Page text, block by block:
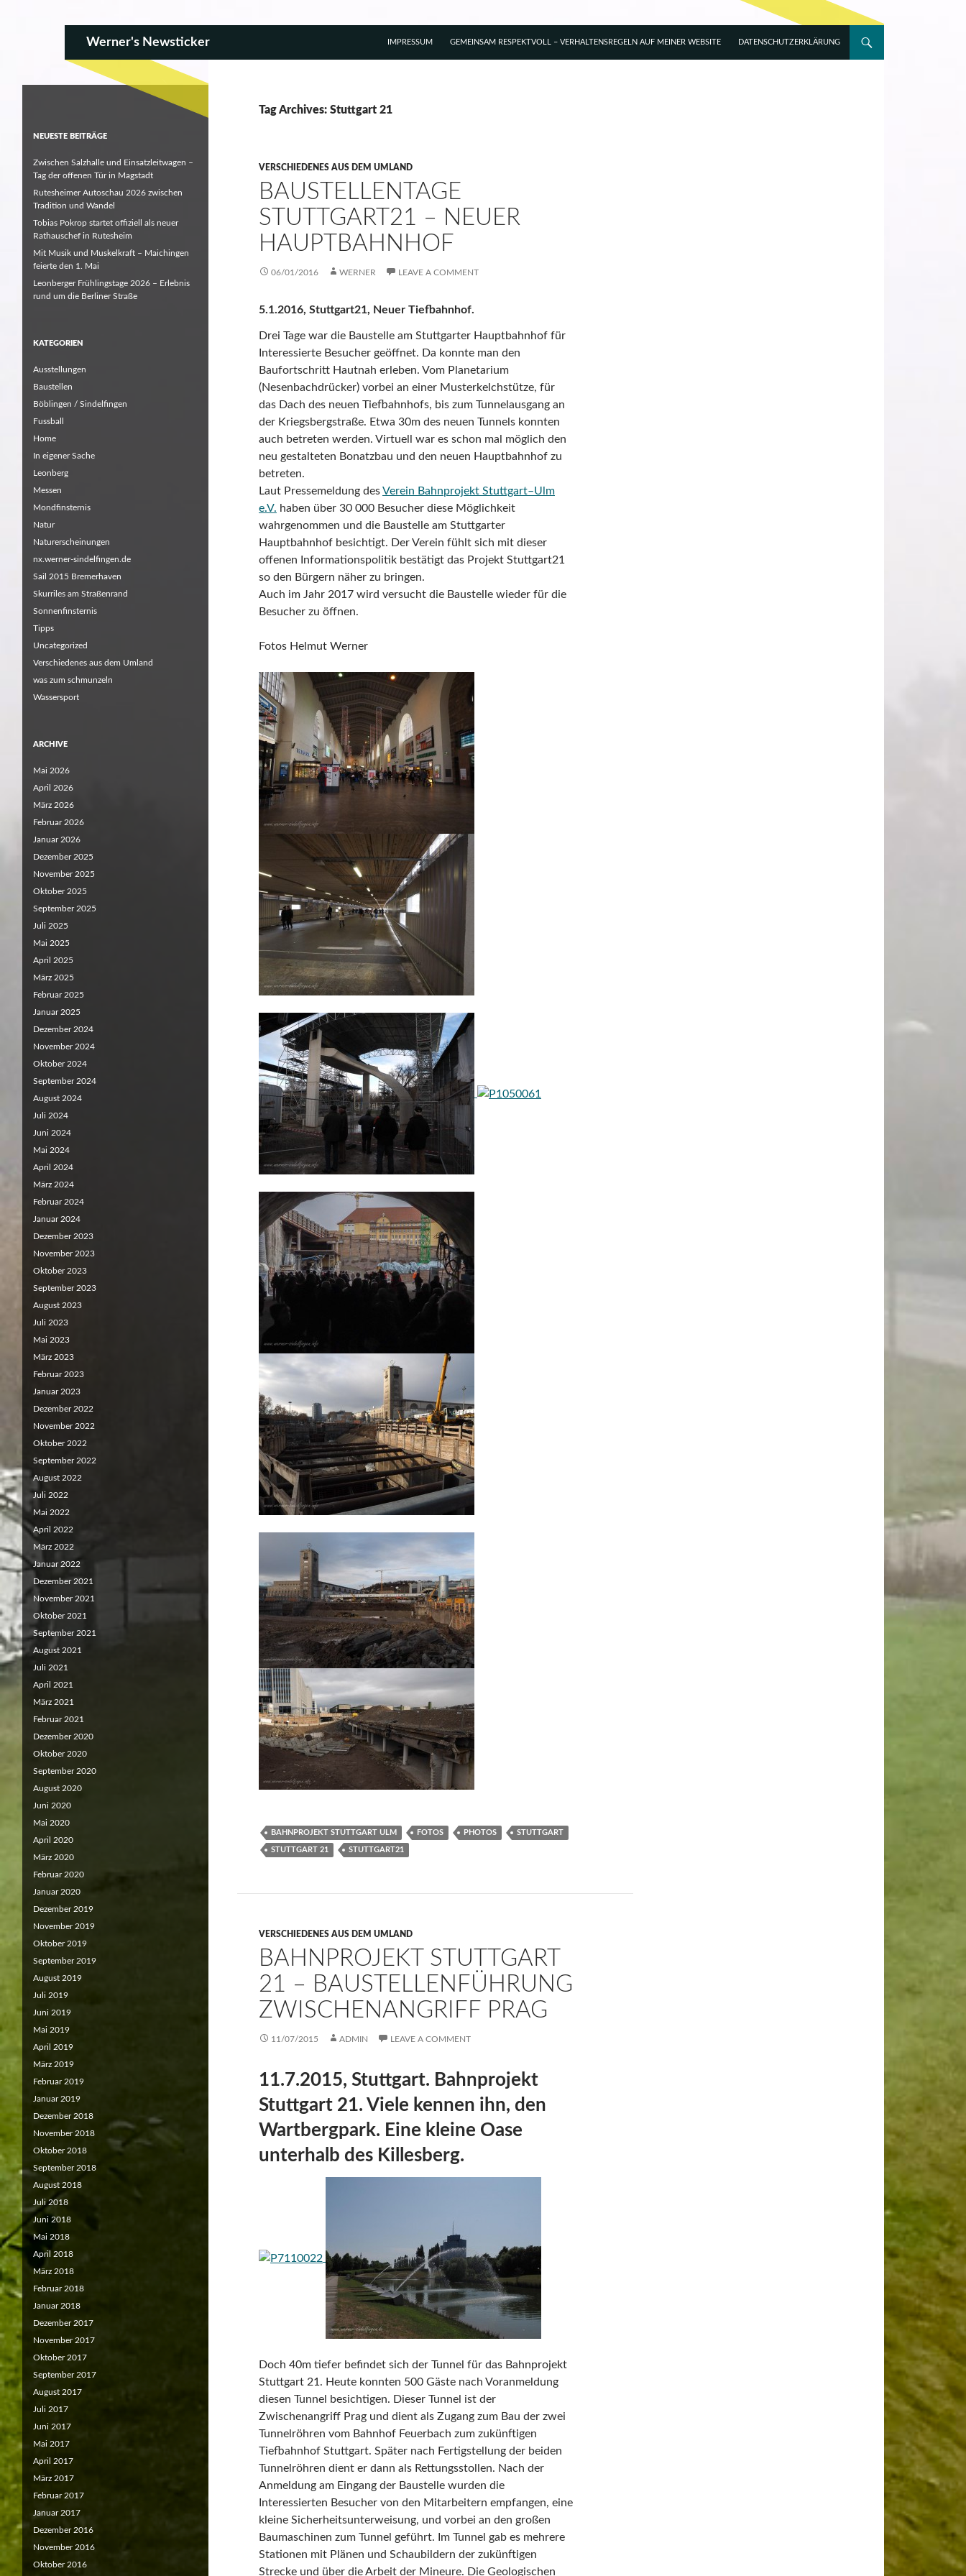
Werner's Newsticker
DATENSCHUTZERKLÄRUNG
GEMEINSAM RESPEKTVOLL – VERHALTENSREGELN AUF MEINER WEBSITE
IMPRESSUM
Tag Archives: Stuttgart 21
VERSCHIEDENES AUS DEM UMLAND
BAUSTELLENTAGE
STUTTGART21 – NEUER
HAUPTBAHNHOF
06/01/2016 WERNER LEAVE A COMMENT
5.1.2016, Stuttgart21, Neuer Tiefbahnhof.
Drei Tage war die Baustelle am Stuttgarter Hauptbahnhof für
Interessierte Besucher geöffnet. Da konnte man den
Baufortschritt Hautnah erleben. Vom Planetarium
(Nesenbachdrücker) vorbei an einer Musterkelchstütze, für
das Dach des neuen Tiefbahnhofs, bis zum Tunnelausgang an
der Kriegsbergstraße. Etwa 30m des neuen Tunnels konnten
auch betreten werden. Virtuell war es schon mal möglich den
neu gestalteten Bonatzbau und den neuen Hauptbahnhof zu
betreten.
Laut Pressemeldung desVerein Bahnprojekt Stuttgart–Ulm
e.V. haben über 30 000 Besucher diese Möglichkeit
wahrgenommen und die Baustelle am Stuttgarter
Hauptbahnhof besichtigt. Der Verein fühlt sich mit dieser
offenen Informationspolitik bestätigt das Projekt Stuttgart21
so den Bürgern näher zu bringen.
Auch im Jahr 2017 wird versucht die Baustelle wieder für die
Besucher zu öffnen.
Fotos Helmut Werner
BAHNPROJEKT STUTTGART ULM FOTOS PHOTOS STUTTGART
STUTTGART 21 STUTTGART21
VERSCHIEDENES AUS DEM UMLAND
BAHNPROJEKT STUTTGART
21 – BAUSTELLENFÜHRUNG
ZWISCHENANGRIFF PRAG
11/07/2015 ADMIN LEAVE A COMMENT
11.7.2015, Stuttgart. Bahnprojekt
Stuttgart 21. Viele kennen ihn, den
Wartbergpark. Eine kleine Oase
unterhalb des Killesberg.
Doch 40m tiefer befindet sich der Tunnel für das Bahnprojekt
Stuttgart 21. Heute konnten 500 Gäste nach Voranmeldung
diesen Tunnel besichtigen. Dieser Tunnel ist der
Zwischenangriff Prag und dient als Zugang zum Bau der zwei
Tunnelröhren vom Bahnhof Feuerbach zum zukünftigen
Tiefbahnhof Stuttgart. Später nach Fertigstellung der beiden
Tunnelröhren dient er dann als Rettungsstollen. Nach der
Anmeldung am Eingang der Baustelle wurden die
Interessierten Besucher von den Mitarbeitern empfangen, eine
kleine Sicherheitsunterweisung, und vorbei an den großen
Baumaschinen zum Tunnel geführt. Im Tunnel gab es mehrere
Stationen mit Plänen und Schaubildern der zukünftigen
Strecke und über die Arbeit der Mineure. Die Geologischen
NEUESTE BEITRÄGE
Zwischen Salzhalle und Einsatzleitwagen –
Tag der offenen Tür in Magstadt
Rutesheimer Autoschau 2026 zwischen
Tradition und Wandel
Tobias Pokrop startet offiziell als neuer
Rathauschef in Rutesheim
Mit Musik und Muskelkraft – Maichingen
feierte den 1. Mai
Leonberger Frühlingstage 2026 – Erlebnis
rund um die Berliner Straße
KATEGORIEN
Ausstellungen
Baustellen
Böblingen / Sindelfingen
Fussball
Home
In eigener Sache
Leonberg
Messen
Mondfinsternis
Natur
Naturerscheinungen
nx.werner-sindelfingen.de
Sail 2015 Bremerhaven
Skurriles am Straßenrand
Sonnenfinsternis
Tipps
Uncategorized
Verschiedenes aus dem Umland
was zum schmunzeln
Wassersport
ARCHIVE
Mai 2026
April 2026
März 2026
Februar 2026
Januar 2026
Dezember 2025
November 2025
Oktober 2025
September 2025
Juli 2025
Mai 2025
April 2025
März 2025
Februar 2025
Januar 2025
Dezember 2024
November 2024
Oktober 2024
September 2024
August 2024
Juli 2024
Juni 2024
Mai 2024
April 2024
März 2024
Februar 2024
Januar 2024
Dezember 2023
November 2023
Oktober 2023
September 2023
August 2023
Juli 2023
Mai 2023
März 2023
Februar 2023
Januar 2023
Dezember 2022
November 2022
Oktober 2022
September 2022
August 2022
Juli 2022
Mai 2022
April 2022
März 2022
Januar 2022
Dezember 2021
November 2021
Oktober 2021
September 2021
August 2021
Juli 2021
April 2021
März 2021
Februar 2021
Dezember 2020
Oktober 2020
September 2020
August 2020
Juni 2020
Mai 2020
April 2020
März 2020
Februar 2020
Januar 2020
Dezember 2019
November 2019
Oktober 2019
September 2019
August 2019
Juli 2019
Juni 2019
Mai 2019
April 2019
März 2019
Februar 2019
Januar 2019
Dezember 2018
November 2018
Oktober 2018
September 2018
August 2018
Juli 2018
Juni 2018
Mai 2018
April 2018
März 2018
Februar 2018
Januar 2018
Dezember 2017
November 2017
Oktober 2017
September 2017
August 2017
Juli 2017
Juni 2017
Mai 2017
April 2017
März 2017
Februar 2017
Januar 2017
Dezember 2016
November 2016
Oktober 2016